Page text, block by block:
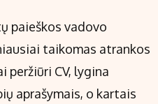
paieškos vadovo
taikomas atrankos
CV, lygina
aprašymais, o kartais